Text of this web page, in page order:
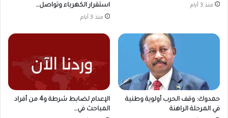
منذ 3 أيام
استقرار الكهرباء وتواصل…
منذ 3 أيام
حمدوك: وقف الحرب أولوية وطنية
في المرحلة الراهنة
الإعدام لضابط شرطة و4 من أفراد
المباحث في…